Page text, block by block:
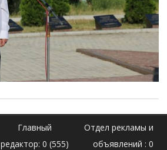
Главный
редактор: 0 (555)
Отдел рекламы и
объявлений : 0